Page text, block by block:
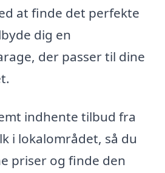
at finde det perfekte
dig en
der passer til dine
indhente tilbud fra
i lokalområdet, så du
priser og finde den